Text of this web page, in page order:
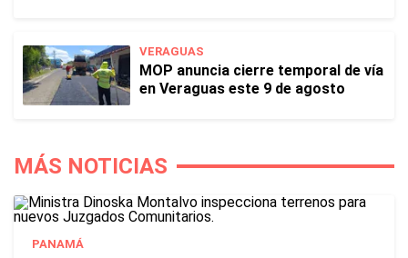
VERAGUAS
MOP anuncia cierre temporal de vía
en Veraguas este 9 de agosto
MÁS NOTICIAS
PANAMÁ